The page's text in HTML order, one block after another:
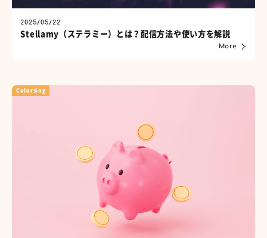
2025/05/22
Stellamy（ステラミー）とは？配信方法や使い方を解説
More
Colorsing